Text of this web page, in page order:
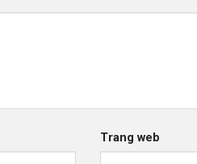
Trang web